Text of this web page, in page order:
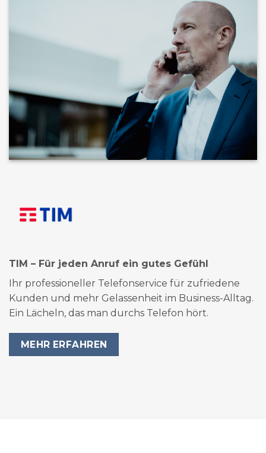
TIM – Für jeden Anruf ein gutes Gefühl
Ihr professioneller Telefonservice für zufriedene
Kunden und mehr Gelassenheit im Business-Alltag.
Ein Lächeln, das man durchs Telefon hört.
MEHR ERFAHREN